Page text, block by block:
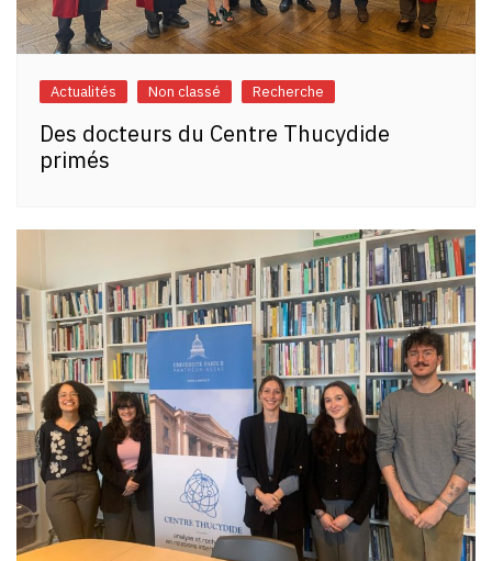
Actualités Non classé Recherche
Des docteurs du Centre Thucydide
primés